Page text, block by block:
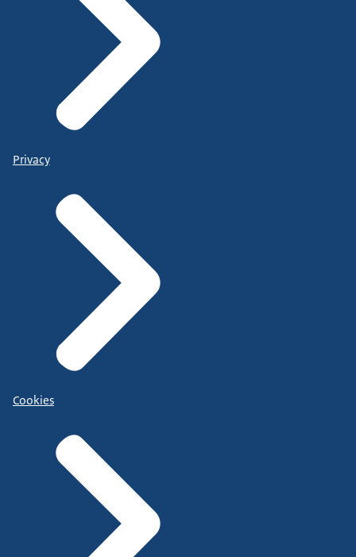
Privacy
Cookies